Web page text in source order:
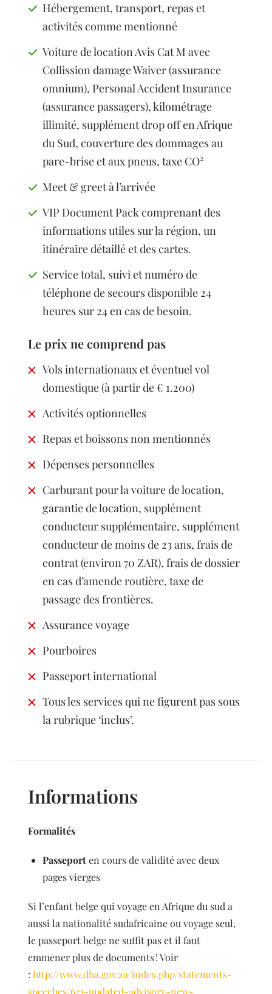
Hébergement, transport, repas et
activités comme mentionné
Voiture de location Avis Cat M avec
Collission damage Waiver (assurance
omnium), Personal Accident Insurance
(assurance passagers), kilométrage
illimité, supplément drop off en Afrique
du Sud, couverture des dommages au
pare-brise et aux pneus, taxe CO²
Meet & greet à l’arrivée
VIP Document Pack comprenant des
informations utiles sur la région, un
itinéraire détaillé et des cartes.
Service total, suivi et numéro de
téléphone de secours disponible 24
heures sur 24 en cas de besoin.
Le prix ne comprend pas
Vols internationaux et éventuel vol
domestique (à partir de € 1.200)
Activités optionnelles
Repas et boissons non mentionnés
Dépenses personnelles
Carburant pour la voiture de location,
garantie de location, supplément
conducteur supplémentaire, supplément
conducteur de moins de 23 ans, frais de
contrat (environ 70 ZAR), frais de dossier
en cas d’amende routière, taxe de
passage des frontières.
Assurance voyage
Pourboires
Passeport international
Tous les services qui ne figurent pas sous
la rubrique ‘inclus’.
Informations
Formalités
Passeporten cours de validité avec deux
pages vierges
Si l’enfant belge qui voyage en Afrique du sud a
aussi la nationalité sudafricaine ou voyage seul,
le passeport belge ne suffit pas et il faut
emmener plus de documents ! Voir
:http://www.dha.gov.za/index.php/statements-
speeches/621-updated-advisory-new-